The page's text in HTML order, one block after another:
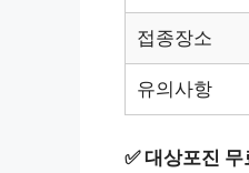
접종장소
유의사항
✅대상포진 무